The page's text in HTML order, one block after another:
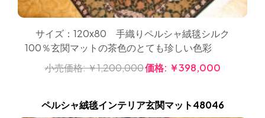
サイズ：120x80 手織りペルシャ絨毯シルク
100％玄関マットの茶色のとても珍しい色彩
小売価格:￥1,200,000価格: ￥398,000
ペルシャ絨毯インテリア玄関マット48046